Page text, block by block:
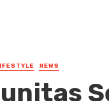
NEWS